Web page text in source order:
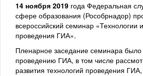
14 ноября 2019 года Федеральная
сфере образования (Рособрнадор)
всероссийский семинар «Технологии
проведения ГИА».
Пленарное заседание семинара
проведению ГИА, в том числе
развития технологий проведения